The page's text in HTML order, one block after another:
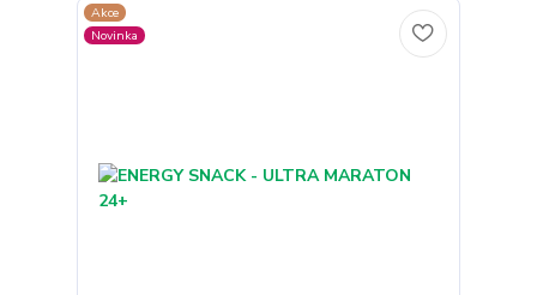
Akce
Novinka